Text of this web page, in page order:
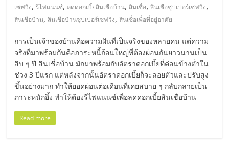
เซฟวิ่ง,รีไฟแนนซ์, ลดดอกเบี้ยสินเชื่อบ้าน,สินเชื่อ,สินเชื่อซุปเปอร์เซฟวิ่ง,
สินเชื่อบ้าน,สินเชื่อบ้านซุปเปอร์เซฟวิ่ง,สินเชื่อเพื่อที่อยู่อาศัย
การเป็นเจ้าของบ้านคือความฝันที่เป็นจริงของหลายคน แต่ความ
จริงที่มาพร้อมกันคือภาระหนี้ก้อนใหญ่ที่ต้องผ่อนกันยาวนานเป็น
สิบ ๆ ปี สินเชื่อบ้าน มักมาพร้อมกับอัตราดอกเบี้ยที่ค่อนข้างต่ำใน
ช่วง 3 ปีแรก แต่หลังจากนั้นอัตราดอกเบี้ยก็จะลอยตัวและปรับสูง
ขึ้นอย่างมาก ทำให้ยอดผ่อนต่อเดือนที่เคยสบาย ๆ กลับกลายเป็น
ภาระหนักอึ้ง ทำให้ต้องรีไฟแนนซ์เพื่อลดดอกเบี้ยสินเชื่อบ้าน
Read more